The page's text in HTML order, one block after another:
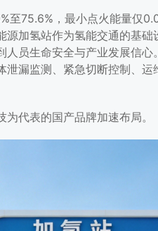
摸一体机如何
至75.6%，最小点火能量仅
加氢站作为氢能交通的基
员生命安全与产业发展信
漏监测、紧急切断控制、
代表的国产品牌加速布局。